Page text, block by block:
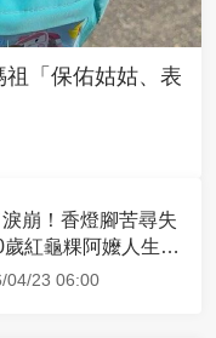
「保佑姑姑、表
崩！香燈腳苦尋失
紅龜粿阿嬤人生謝
04/23 06:00